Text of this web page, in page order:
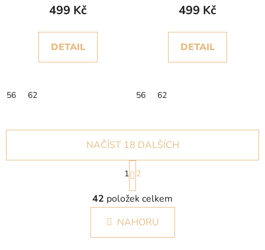
499 Kč
DETAIL
56 62
499 Kč
DETAIL
56 62
O
v
l
á
d
NAČÍST 18 DALŠÍCH
S
t
r
á
n
k
1 2
42 položek celkem
NAHORU